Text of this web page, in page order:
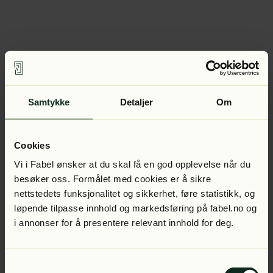
Samtykke Detaljer Om
Cookies
Vi i Fabel ønsker at du skal få en god opplevelse når du
besøker oss. Formålet med cookies er å sikre
nettstedets funksjonalitet og sikkerhet, føre statistikk, og
løpende tilpasse innhold og markedsføring på fabel.no og
i annonser for å presentere relevant innhold for deg.